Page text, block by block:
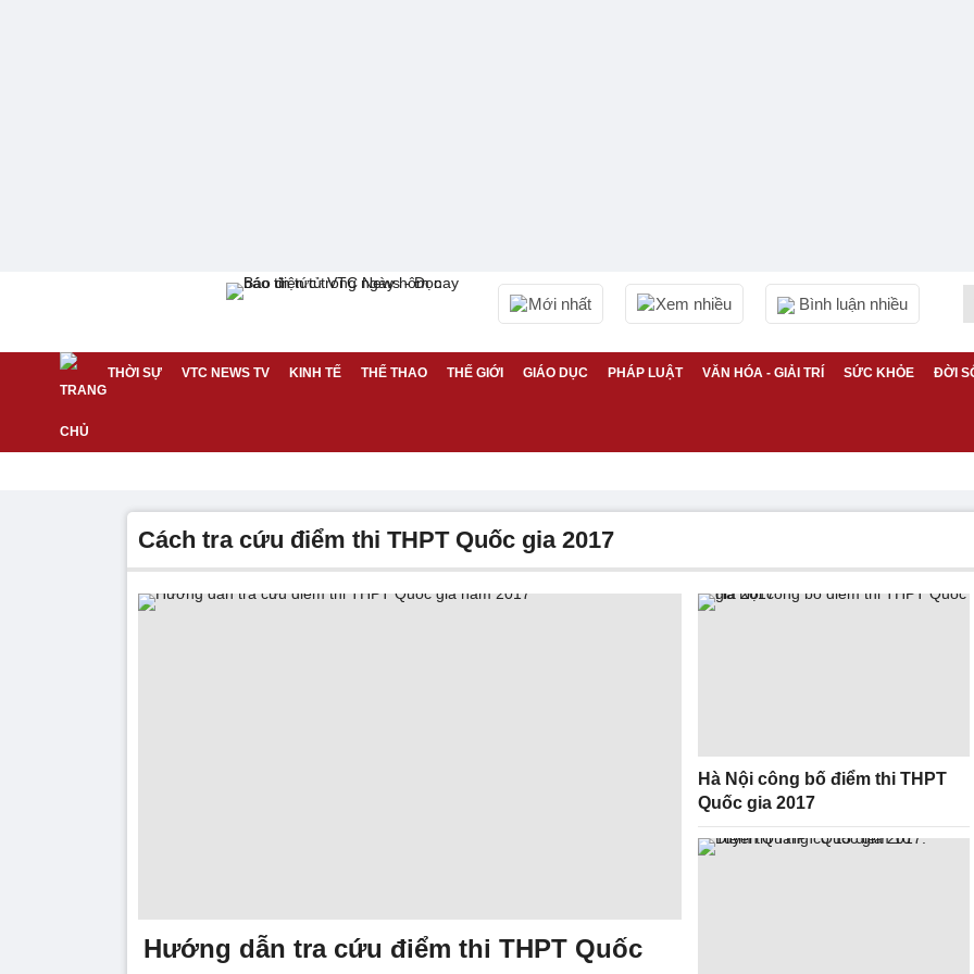
Mới nhất Xem nhiều Bình luận nhiều
THỜI SỰ VTC NEWS TV KINH TẾ THỂ THAO THẾ GIỚI GIÁO DỤC PHÁP LUẬT VĂN HÓA - GIẢI TRÍ SỨC KHỎE ĐỜI
Cách tra cứu điểm thi THPT Quốc gia 2017
Hướng dẫn tra cứu điểm thi THPT Quốc
Hà Nội công bố điểm thi THPT
Quốc gia 2017